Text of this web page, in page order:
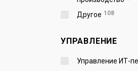
Другое 108
УПРАВЛЕНИЕ
Управление ИТ-